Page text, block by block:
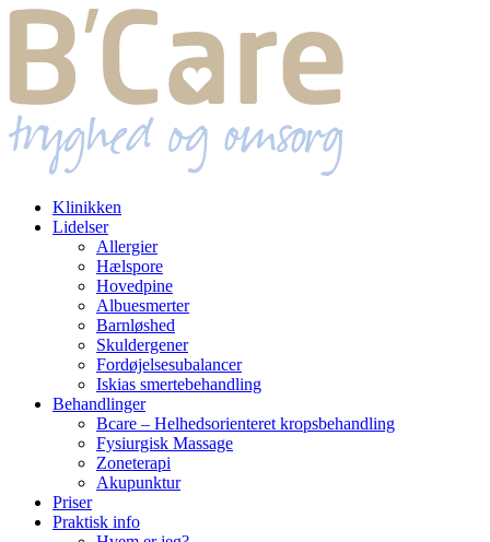
Klinikken
Lidelser
Allergier
Hælspore
Hovedpine
Albuesmerter
Barnløshed
Skuldergener
Fordøjelsesubalancer
Iskias smertebehandling
Behandlinger
Bcare – Helhedsorienteret kropsbehandling
Fysiurgisk Massage
Zoneterapi
Akupunktur
Priser
Praktisk info